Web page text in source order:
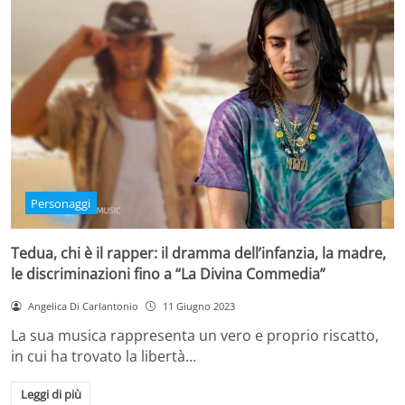
Personaggi
Tedua, chi è il rapper: il dramma dell’infanzia, la madre,
le discriminazioni fino a “La Divina Commedia”
Angelica Di Carlantonio 11 Giugno 2023
La sua musica rappresenta un vero e proprio riscatto,
in cui ha trovato la libertà…
Leggi di più